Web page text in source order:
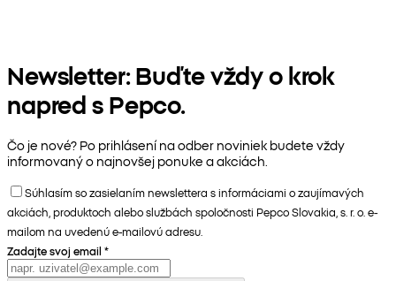
Newsletter: Buďte vždy o krok
napred s Pepco.
Čo je nové? Po prihlásení na odber noviniek budete vždy
informovaný o najnovšej ponuke a akciách.
Súhlasím so zasielaním newslettera s informáciami o zaujímavých
akciách, produktoch alebo službách spoločnosti Pepco Slovakia, s. r. o. e-
mailom na uvedenú e-mailovú adresu.
Zadajte svoj email *